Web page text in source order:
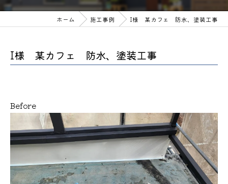
ホーム 施工事例 I様 某カフェ 防水、塗装工事
I様 某カフェ 防水、塗装工事
Before